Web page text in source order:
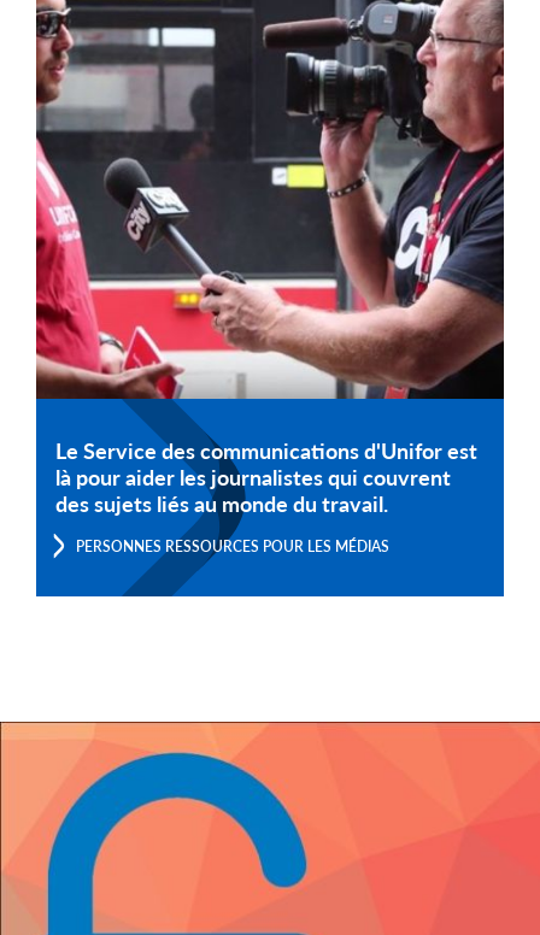
Le Service des communications d'Unifor est
là pour aider les journalistes qui couvrent
des sujets liés au monde du travail.
PERSONNES RESSOURCES POUR LES MÉDIAS